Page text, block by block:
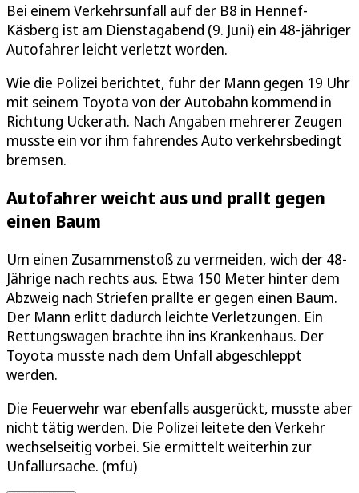
Bei einem Verkehrsunfall auf der B8 in Hennef-
Käsberg ist am Dienstagabend (9. Juni) ein 48-jähriger
Autofahrer leicht verletzt worden.
Wie die Polizei berichtet, fuhr der Mann gegen 19 Uhr
mit seinem Toyota von der Autobahn kommend in
Richtung Uckerath. Nach Angaben mehrerer Zeugen
musste ein vor ihm fahrendes Auto verkehrsbedingt
bremsen.
Autofahrer weicht aus und prallt gegen
einen Baum
Um einen Zusammenstoß zu vermeiden, wich der 48-
Jährige nach rechts aus. Etwa 150 Meter hinter dem
Abzweig nach Striefen prallte er gegen einen Baum.
Der Mann erlitt dadurch leichte Verletzungen. Ein
Rettungswagen brachte ihn ins Krankenhaus. Der
Toyota musste nach dem Unfall abgeschleppt
werden.
Die Feuerwehr war ebenfalls ausgerückt, musste aber
nicht tätig werden. Die Polizei leitete den Verkehr
wechselseitig vorbei. Sie ermittelt weiterhin zur
Unfallursache. (mfu)